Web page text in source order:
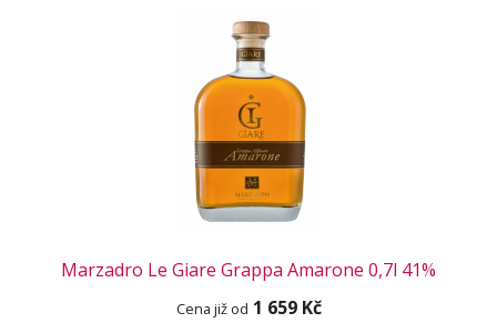
Marzadro Le Giare Grappa Amarone 0,7l 41%
Cena již od 1 659 Kč